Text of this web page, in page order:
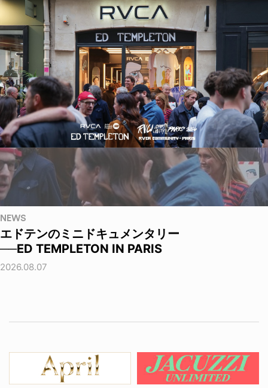
NEWS
エドテンのミニドキュメンタリー
──ED TEMPLETON IN PARIS
2026.08.07